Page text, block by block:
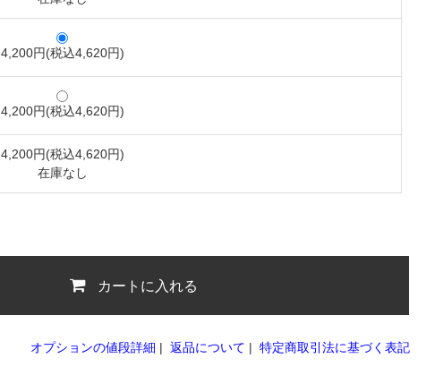
4,200円(税込4,620円)
4,200円(税込4,620円)
4,200円(税込4,620円)
在庫なし
カートに入れる
オプションの値段詳細 | 返品について | 特定商取引法に基づく表記